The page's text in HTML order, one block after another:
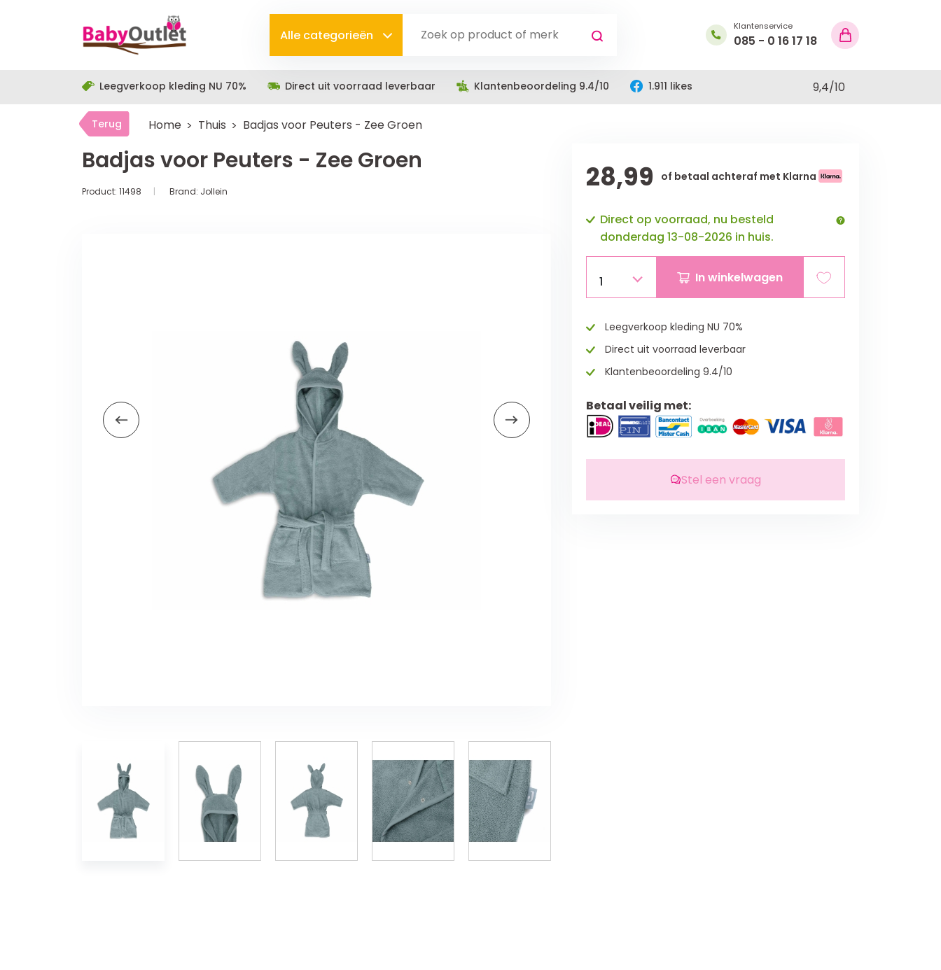
Alle categorieën
Klantenservice
085 - 0 16 17 18
Leegverkoop kleding NU 70% Direct uit voorraad leverbaar Klantenbeoordeling 9.4/10 1.911 likes 9,4/10
Terug Home Thuis Badjas voor Peuters - Zee Groen
Badjas voor Peuters - Zee Groen
Product: 11498 Brand: Jollein 28,99 of betaal achteraf met Klarna
Direct op voorraad, nu besteld
donderdag 13-08-2026 in huis.
1 In winkelwagen
Leegverkoop kleding NU 70%
Direct uit voorraad leverbaar
Klantenbeoordeling 9.4/10
Betaal veilig met:
Stel een vraag